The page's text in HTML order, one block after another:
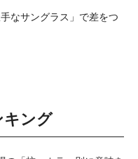
なサングラス」で差をつ
キング